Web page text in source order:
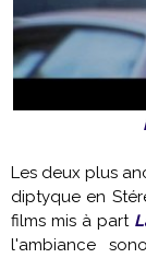
Les deux plus
diptyque en
films mis à part
l'ambiance